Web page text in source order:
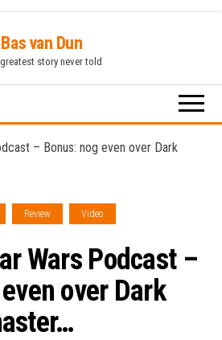
Bas van Dun
story never told
Review Video
Wars Podcast –
over Dark